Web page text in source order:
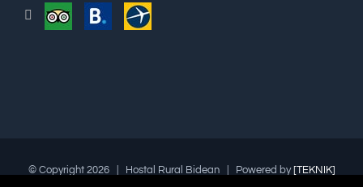
© Copyright 2026 | Hostal Rural Bidean | Powered by [TEKNIK]